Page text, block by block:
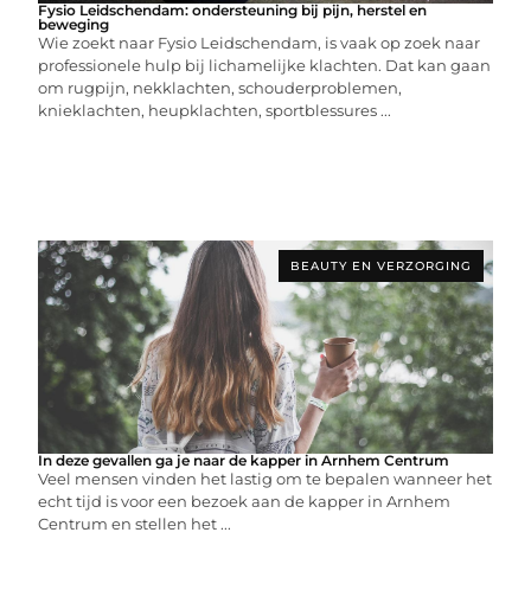
Fysio Leidschendam: ondersteuning bij pijn, herstel en
beweging
Wie zoekt naar Fysio Leidschendam, is vaak op zoek naar
professionele hulp bij lichamelijke klachten. Dat kan gaan
om rugpijn, nekklachten, schouderproblemen,
knieklachten, heupklachten, sportblessures ...
BEAUTY EN VERZORGING
In deze gevallen ga je naar de kapper in Arnhem Centrum
Veel mensen vinden het lastig om te bepalen wanneer het
echt tijd is voor een bezoek aan de kapper in Arnhem
Centrum en stellen het ...